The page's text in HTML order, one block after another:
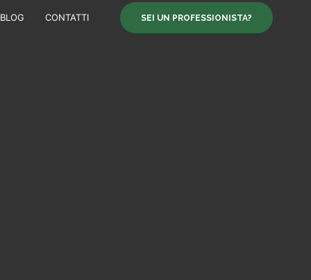
BLOG CONTATTI SEI UN PROFESSIONISTA?